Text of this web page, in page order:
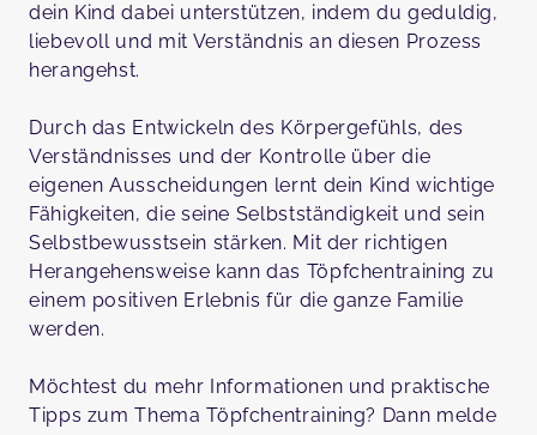
dein Kind dabei unterstützen, indem du geduldig,
liebevoll und mit Verständnis an diesen Prozess
herangehst.
Durch das Entwickeln des Körpergefühls, des
Verständnisses und der Kontrolle über die
eigenen Ausscheidungen lernt dein Kind wichtige
Fähigkeiten, die seine Selbstständigkeit und sein
Selbstbewusstsein stärken. Mit der richtigen
Herangehensweise kann das Töpfchentraining zu
einem positiven Erlebnis für die ganze Familie
werden.
Möchtest du mehr Informationen und praktische
Tipps zum Thema Töpfchentraining? Dann melde